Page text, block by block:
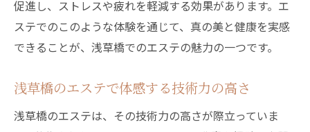
促進し、ストレスや疲れを軽減する効果があります。エ
ステでのこのような体験を通じて、真の美と健康を実感
できることが、浅草橋でのエステの魅力の一つです。
浅草橋のエステで体感する技術力の高さ
浅草橋のエステは、その技術力の高さが際立っていま